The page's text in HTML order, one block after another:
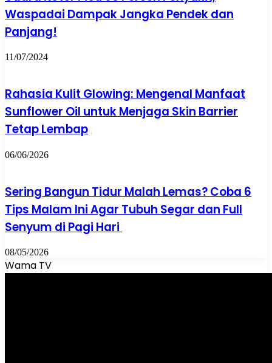
Waspadai Dampak Jangka Pendek dan
Panjang!
11/07/2024
Rahasia Kulit Glowing: Mengenal Manfaat
Sunflower Oil untuk Menjaga Skin Barrier
Tetap Lembap
06/06/2026
Sering Bangun Tidur Malah Lemas? Coba 6
Tips Malam Ini Agar Tubuh Segar dan Full
Senyum di Pagi Hari
08/05/2026
Wama TV